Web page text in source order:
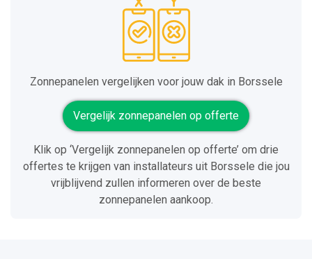
Zonnepanelen vergelijken voor jouw dak in Borssele
Vergelijk zonnepanelen op offerte
Klik op ‘Vergelijk zonnepanelen op offerte’ om drie
offertes te krijgen van installateurs uit Borssele die jou
vrijblijvend zullen informeren over de beste
zonnepanelen aankoop.